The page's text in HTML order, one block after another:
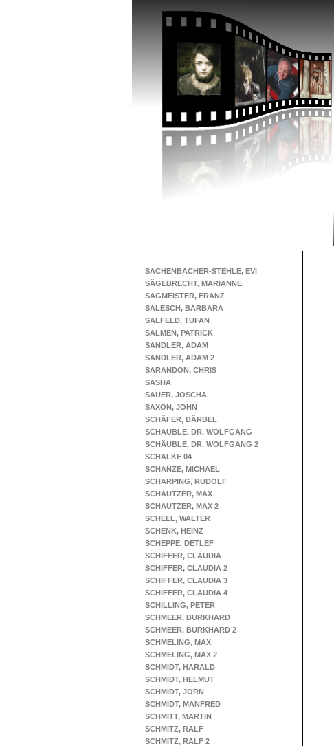
SACHENBACHER-STEHLE, EVI
SÄGEBRECHT, MARIANNE
SAGMEISTER, FRANZ
SALESCH, BARBARA
SALFELD, TUFAN
SALMEN, PATRICK
SANDLER, ADAM
SANDLER, ADAM 2
SARANDON, CHRIS
SASHA
SAUER, JOSCHA
SAXON, JOHN
SCHÄFER, BÄRBEL
SCHÄUBLE, DR. WOLFGANG
SCHÄUBLE, DR. WOLFGANG 2
SCHALKE 04
SCHANZE, MICHAEL
SCHARPING, RUDOLF
SCHAUTZER, MAX
SCHAUTZER, MAX 2
SCHEEL, WALTER
SCHENK, HEINZ
SCHEPPE, DETLEF
SCHIFFER, CLAUDIA
SCHIFFER, CLAUDIA 2
SCHIFFER, CLAUDIA 3
SCHIFFER, CLAUDIA 4
SCHILLING, PETER
SCHMEER, BURKHARD
SCHMEER, BURKHARD 2
SCHMELING, MAX
SCHMELING, MAX 2
SCHMIDT, HARALD
SCHMIDT, HELMUT
SCHMIDT, JÖRN
SCHMIDT, MANFRED
SCHMITT, MARTIN
SCHMITZ, RALF
SCHMITZ, RALF 2